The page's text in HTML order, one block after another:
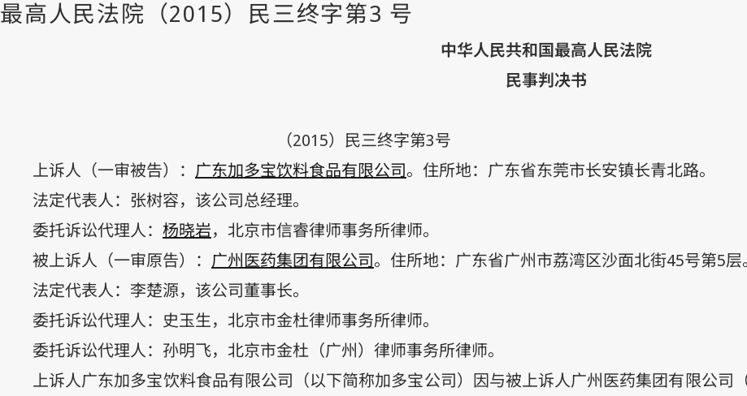
中华人民共和国最高人民法院
民事判决书
（2015）民三终字第3号
上诉人（一审被告）： 广东加多宝饮料食品有限公司。住所地：广东省东莞市长安镇长青北路。
法定代表人：张树容，该公司总经理。
委托诉讼代理人： 杨晓岩，北京市信睿律师事务所律师。
被上诉人（一审原告）： 广州医药集团有限公司。住所地：广东省广州市荔湾区沙面北街45号第5层。
法定代表人：李楚源，该公司董事长。
委托诉讼代理人：史玉生，北京市金杜律师事务所律师。
委托诉讼代理人：孙明飞，北京市金杜（广州）律师事务所律师。
上诉人广东加多宝饮料食品有限公司 （以下简称加多宝公司）因与被上诉人广州医药集团有限公司